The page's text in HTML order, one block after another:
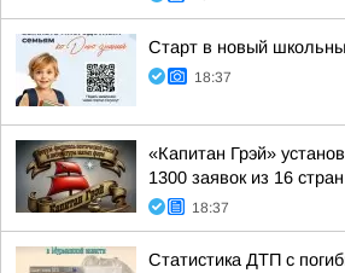
Старт в новый
18:37
«Капитан Грэй»
1300 заявок из 16 стран
18:37
Статистика ДТП с